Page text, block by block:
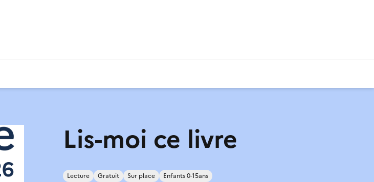
Lis-moi ce livre
Lecture Gratuit Sur place Enfants 0-15ans